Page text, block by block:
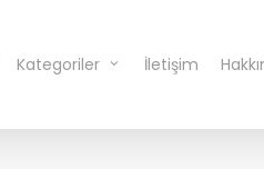
Kategoriler İletişim